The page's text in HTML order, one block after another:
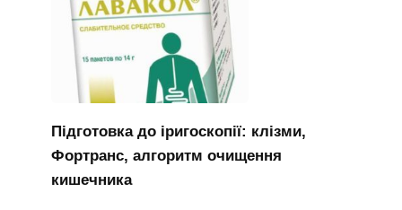
Підготовка до іригоскопії: клізми,
Фортранс, алгоритм очищення
кишечника